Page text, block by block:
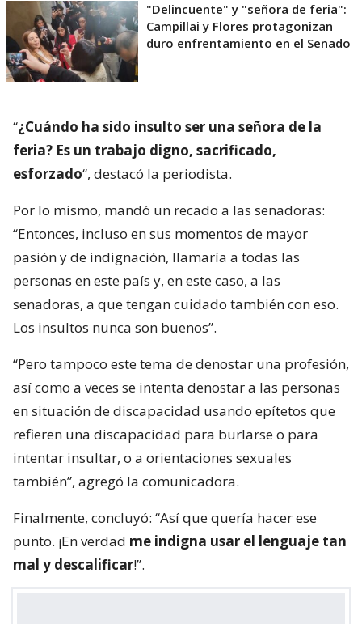
"Delincuente" y "señora de feria":
Campillai y Flores protagonizan
duro enfrentamiento en el Senado
“¿Cuándo ha sido insulto ser una señora de la
feria? Es un trabajo digno, sacrificado,
esforzado“, destacó la periodista.
Por lo mismo, mandó un recado a las senadoras:
“Entonces, incluso en sus momentos de mayor
pasión y de indignación, llamaría a todas las
personas en este país y, en este caso, a las
senadoras, a que tengan cuidado también con eso.
Los insultos nunca son buenos”.
“Pero tampoco este tema de denostar una profesión,
así como a veces se intenta denostar a las personas
en situación de discapacidad usando epítetos que
refieren una discapacidad para burlarse o para
intentar insultar, o a orientaciones sexuales
también”, agregó la comunicadora.
Finalmente, concluyó: “Así que quería hacer ese
punto. ¡En verdad me indigna usar el lenguaje tan
mal y descalificar!”.